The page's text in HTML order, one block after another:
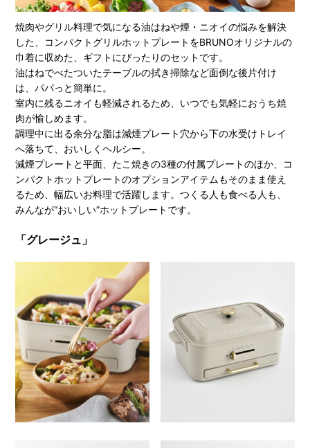
焼肉やグリル料理で気になる油はねや煙・ニオイの悩みを解決
した、コンパクトグリルホットプレートをBRUNOオリジナルの
巾着に収めた、ギフトにぴったりのセットです。
油はねでべたついたテーブルの拭き掃除など面倒な後片付け
は、パパっと簡単に。
室内に残るニオイも軽減されるため、いつでも気軽におうち焼
肉が愉しめます。
調理中に出る余分な脂は減煙プレート穴から下の水受けトレイ
へ落ちて、おいしくヘルシー。
減煙プレートと平面、たこ焼きの3種の付属プレートのほか、コ
ンパクトホットプレートのオプションアイテムもそのまま使え
るため、幅広いお料理で活躍します。つくる人も食べる人も、
みんなが“おいしい”ホットプレートです。
「グレージュ」